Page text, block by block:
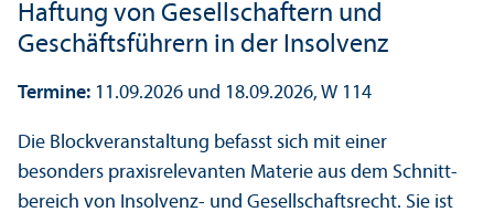
Haftung von Gesellschaft­ern und
Geschäfts­führern in der Insolvenz
Termine: 11.09.2026 und 18.09.2026, W 114
Die Block­veranstaltung befasst sich mit einer
besonders praxisrelevanten Materie aus dem Schnitt­
bereich von Insolvenz- und Gesellschafts­recht. Sie ist